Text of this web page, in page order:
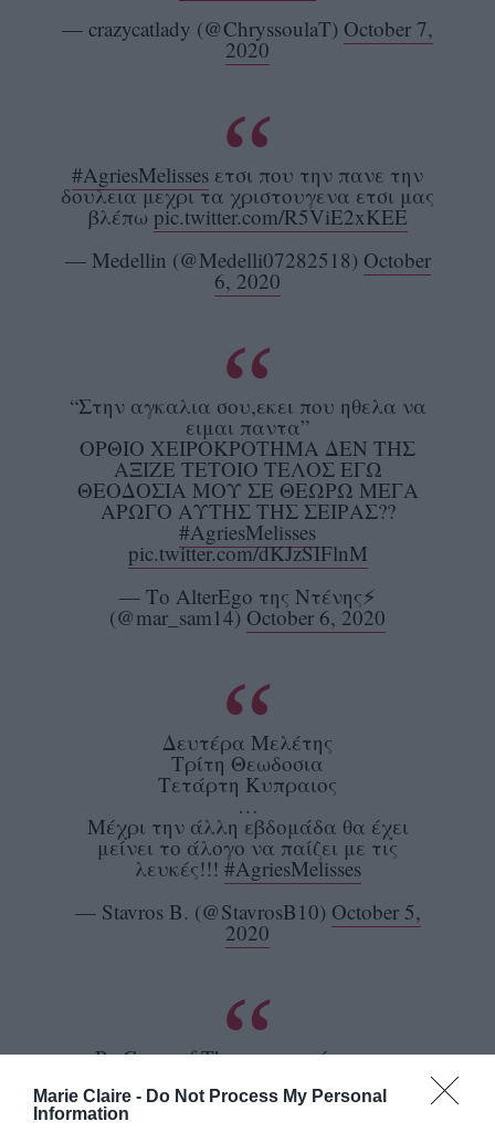
Marie Claire - Do Not Process My Personal
Information
— crazycatlady (@ChryssoulaT) October 7,
2020
#AgriesMelisses ετσι που την πανε την
δουλεια μεχρι τα χριστουγενα ετσι μας
βλέπω pic.twitter.com/R5ViE2xKEE
— Medellin (@Medelli07282518) October
6, 2020
“Στην αγκαλια σου,εκει που ηθελα να
ειμαι παντα”
ΟΡΘΙΟ ΧΕΙΡΟΚΡΟΤΗΜΑ ΔΕΝ ΤΗΣ
ΑΞΙΖΕ ΤΕΤΟΙΟ ΤΕΛΟΣ ΕΓΩ
ΘΕΟΔΟΣΙΑ ΜΟΥ ΣΕ ΘΕΩΡΩ ΜΕΓΑ
ΑΡΩΓΟ ΑΥΤΗΣ ΤΗΣ ΣΕΙΡΑΣ??
#AgriesMelisses
pic.twitter.com/dKJzSIFlnM
— Το AlterEgo της Ντένης⚡
(@mar_sam14) October 6, 2020
Δευτέρα Μελέτης
Τρίτη Θεωδοσια
Τετάρτη Κυπραιος
…
Μέχρι την άλλη εβδομάδα θα έχει
μείνει το άλογο να παίζει με τις
λευκές!!! #AgriesMelisses
— Stavros B. (@StavrosB10) October 5,
2020
Ρε Game of Thrones το κάνατε με
— Αλλέξης (@alexandros_____)